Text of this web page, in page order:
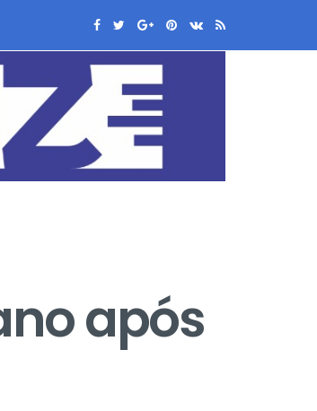
após